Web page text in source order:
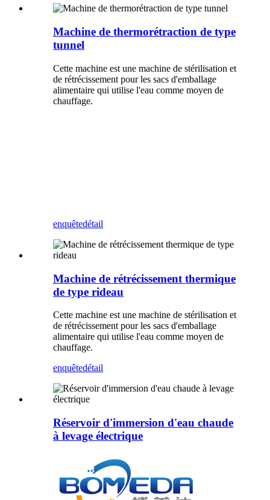
Machine de thermorétraction de type
tunnel
Cette machine est une machine de stérilisation et
de rétrécissement pour les sacs d'emballage
alimentaire qui utilise l'eau comme moyen de
chauffage.
enquêtedétail
Machine de rétrécissement thermique
de type rideau
Cette machine est une machine de stérilisation et
de rétrécissement pour les sacs d'emballage
alimentaire qui utilise l'eau comme moyen de
chauffage.
enquêtedétail
Réservoir d'immersion d'eau chaude
à levage électrique